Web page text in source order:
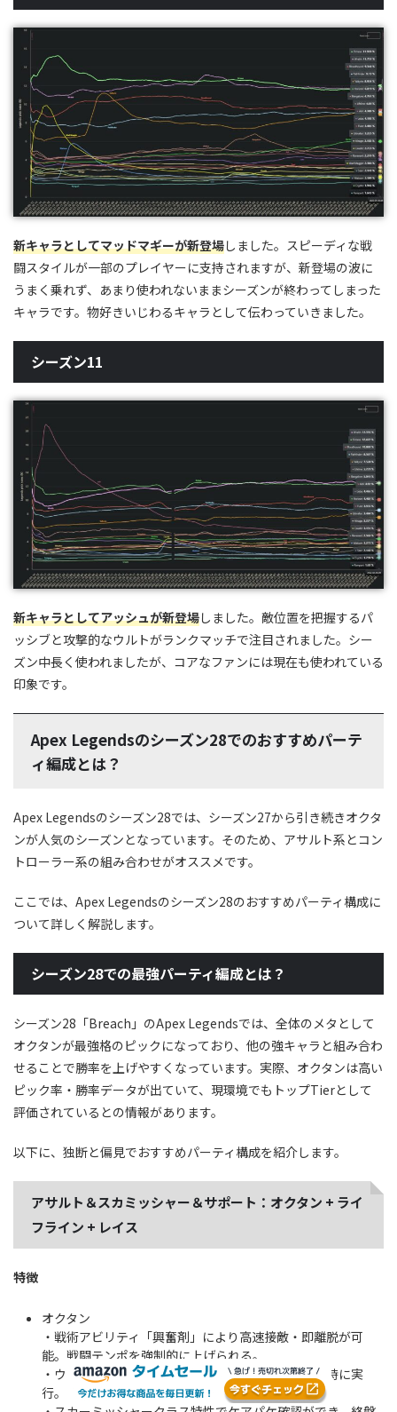
新キャラとしてマッドマギーが新登場しました。スピーディな戦
闘スタイルが一部のプレイヤーに支持されますが、新登場の波に
うまく乗れず、あまり使われないままシーズンが終わってしまった
キャラです。物好きいじわるキャラとして伝わっていきました。
シーズン11
新キャラとしてアッシュが新登場しました。敵位置を把握するパ
ッシブと攻撃的なウルトがランクマッチで注目されました。シー
ズン中長く使われましたが、コアなファンには現在も使われている
印象です。
​Apex Legendsのシーズン28でのおすすめパーテ
ィ編成とは？
Apex Legendsのシーズン28では、シーズン27から引き続きオクタ
ンが人気のシーズンとなっています。そのため、アサルト系とコン
トローラー系の組み合わせがオススメです。
ここでは、​Apex Legendsのシーズン28のおすすめパーティ構成に
ついて詳しく解説します。
シーズン28での最強パーティ編成とは？
シーズン28「Breach」のApex Legendsでは、全体のメタとして
オクタンが最強格のピックになっており、他の強キャラと組み合わ
せることで勝率を上げやすくなっています。実際、オクタンは高い
ピック率・勝率データが出ていて、現環境でもトップTierとして
評価されているとの情報があります。
以下に、独断と偏見でおすすめパーティ構成を紹介します。
アサルト＆スカミッシャー＆サポート：オクタン + ライ
フライン + レイス
特徴
オクタン
・戦術アビリティ「興奮剤」により高速接敵・即離脱が可
能。戦闘テンポを強制的に上げられる。
・ウルト「ジャンプパッド」で高所取りや強襲を瞬時に実
行。味方全体の展開力を底上げできる。